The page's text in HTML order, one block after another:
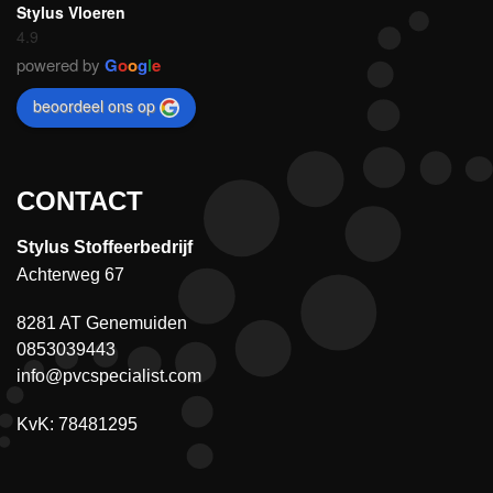
Stylus Vloeren
4.9
powered by Google
beoordeel ons op
CONTACT
Stylus Stoffeerbedrijf
Achterweg 67
8281 AT Genemuiden
0853039443
info@pvcspecialist.com
KvK: 78481295